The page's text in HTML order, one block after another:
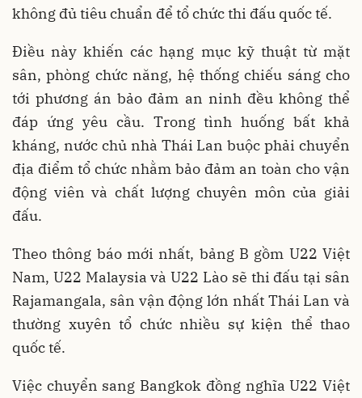
không đủ tiêu chuẩn để tổ chức thi đấu quốc tế.
Điều này khiến các hạng mục kỹ thuật từ mặt
sân, phòng chức năng, hệ thống chiếu sáng cho
tới phương án bảo đảm an ninh đều không thể
đáp ứng yêu cầu. Trong tình huống bất khả
kháng, nước chủ nhà Thái Lan buộc phải chuyển
địa điểm tổ chức nhằm bảo đảm an toàn cho vận
động viên và chất lượng chuyên môn của giải
đấu.
Theo thông báo mới nhất, bảng B gồm U22 Việt
Nam, U22 Malaysia và U22 Lào sẽ thi đấu tại sân
Rajamangala, sân vận động lớn nhất Thái Lan và
thường xuyên tổ chức nhiều sự kiện thể thao
quốc tế.
Việc chuyển sang Bangkok đồng nghĩa U22 Việt